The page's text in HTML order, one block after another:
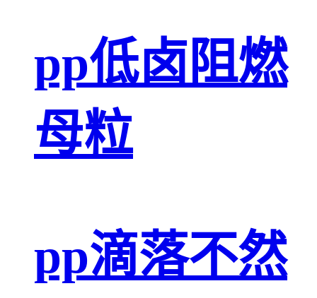
pp低卤阻燃
母粒
pp滴落不然